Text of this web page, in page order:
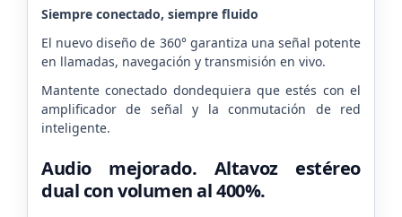
Siempre conectado, siempre fluido
El nuevo diseño de 360° garantiza una señal potente
en llamadas, navegación y transmisión en vivo.
Mantente conectado dondequiera que estés con el
amplificador de señal y la conmutación de red
inteligente.
Audio mejorado. Altavoz estéreo
dual con volumen al 400%.